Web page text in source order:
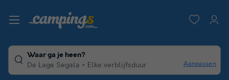
Waar ga je heen?
De Lage Segala
Elke verblijfsduur Aanpassen